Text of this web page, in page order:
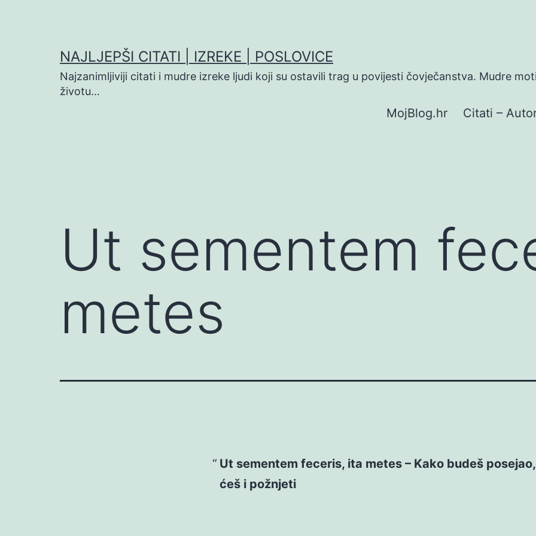
NAJLJEPŠI CITATI | IZREKE | POSLOVICE
Najzanimljiviji citati i mudre izreke ljudi koji su ostavili trag u povijesti čovječanstva. Mudre
životu…
MojBlog.hr Citati –
Ut sementem
metes
Ut sementem feceris, ita metes – Kako budeš
ćeš i požnjeti